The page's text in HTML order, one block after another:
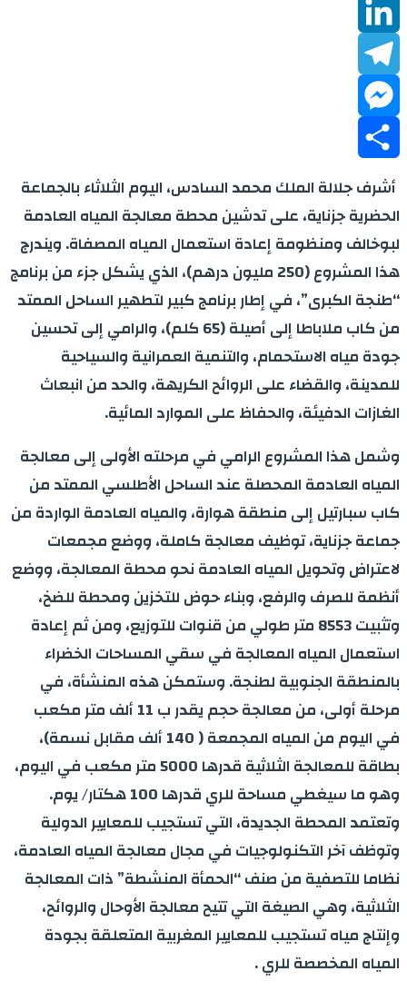
WhatsApp
LinkedIn
Telegram
Messenger
Share
أشرف جلالة الملك محمد السادس، اليوم الثلاثاء بالجماعة
الحضرية جزناية، على تدشين محطة معالجة المياه العادمة
لبوخالف ومنظومة إعادة استعمال المياه المصفاة. ويندرج
هذا المشروع (250 مليون درهم)، الذي يشكل جزء من برنامج
“طنجة الكبرى”، في إطار برنامج كبير لتطهير الساحل الممتد
من كاب ملاباطا إلى أصيلة (65 كلم)، والرامي إلى تحسين
جودة مياه الاستحمام، والتنمية العمرانية والسياحية
للمدينة، والقضاء على الروائح الكريهة، والحد من انبعاث
الغازات الدفيئة، والحفاظ على الموارد المائية.
وشمل هذا المشروع الرامي في مرحلته الأولى إلى معالجة
المياه العادمة المحصلة عند الساحل الأطلسي الممتد من
كاب سبارتيل إلى منطقة هوارة، والمياه العادمة الواردة من
جماعة جزناية، توظيف معالجة كاملة، ووضع مجمعات
لاعتراض وتحويل المياه العادمة نحو محطة المعالجة، ووضع
أنظمة للصرف والرفع، وبناء حوض للتخزين ومحطة للضخ،
وتثبيت 8553 متر طولي من قنوات للتوزيع، ومن ثم إعادة
استعمال المياه المعالجة في سقي المساحات الخضراء
بالمنطقة الجنوبية لطنجة. وستمكن هذه المنشأة، في
مرحلة أولى، من معالجة حجم يقدر ب 11 ألف متر مكعب
في اليوم من المياه المجمعة ( 140 ألف مقابل نسمة)،
بطاقة للمعالجة الثلاثية قدرها 5000 متر مكعب في اليوم،
وهو ما سيغطي مساحة للري قدرها 100 هكتار/ يوم.
وتعتمد المحطة الجديدة، التي تستجيب للمعايير الدولية
وتوظف آخر التكنولوجيات في مجال معالجة المياه العادمة،
نظاما للتصفية من صنف “الحمأة المنشطة” ذات المعالجة
الثلاثية، وهي الصيغة التي تتيح معالجة الأوحال والروائح،
وإنتاج مياه تستجيب للمعايير المغربية المتعلقة بجودة
المياه المخصصة للري.